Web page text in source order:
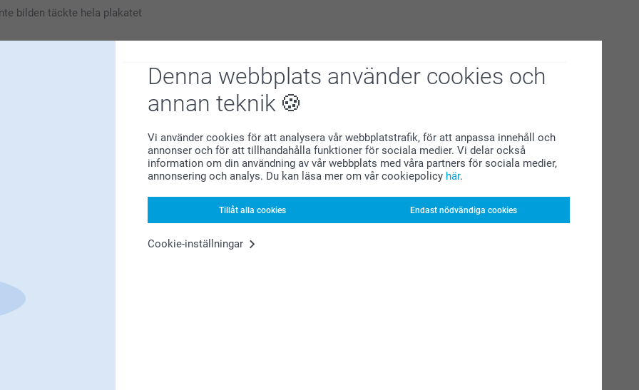
Denna webbplats använder cookies och
annan teknik
Vi använder cookies för att analysera vår webbplatstrafik, för att anpassa innehåll och
annonser och för att tillhandahålla funktioner för sociala medier. Vi delar också
information om din användning av vår webbplats med våra partners för sociala medier,
annonsering och analys. Du kan läsa mer om vår cookiepolicy här.
Tillåt alla cookies Endast nödvändiga cookies
Cookie-inställningar
du är nöjd med produkterna och vår
bilden täckte hela plakatet
även om allt kanske inte blev helt som
att studenten fick en minnesvärd dag.
leverans som var väl förpackad
med ditt Studentplakat och hoppas att